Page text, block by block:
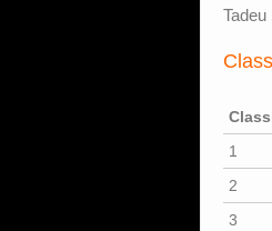
1
2
3